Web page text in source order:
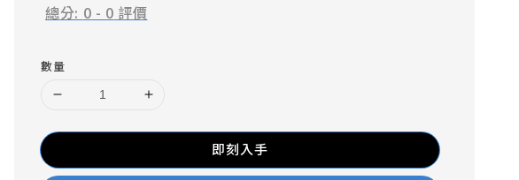
總分: 0 - 0 評價
數量
即刻入手